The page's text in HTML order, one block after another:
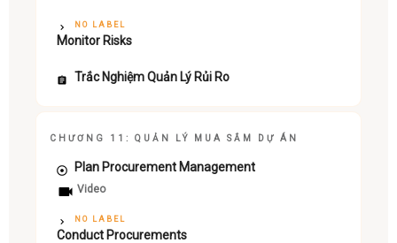
NO LABEL
Monitor Risks
Trắc Nghiệm Quản Lý Rủi Ro
CHƯƠNG 11: QUẢN LÝ MUA SẮM DỰ ÁN
Plan Procurement Management
Video
NO LABEL
Conduct Procurements